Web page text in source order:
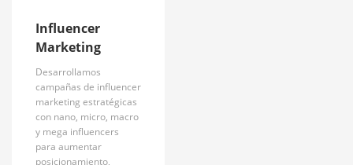
Influencer
Marketing
Desarrollamos
campañas de influencer
marketing estratégicas
con nano, micro, macro
y mega influencers
para aumentar
posicionamiento,